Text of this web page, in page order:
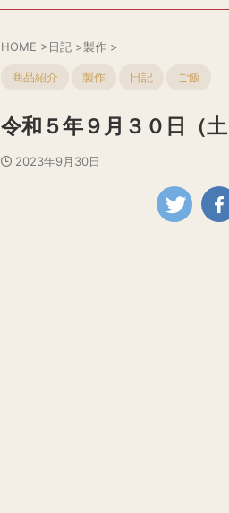
HOME >日記 >製作 >
商品紹介 製作 日記 ご飯
令和５年９月３０日（
2023年9月30日